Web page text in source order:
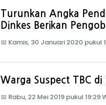
Turunkan Angka
Dinkes Berikan
📅 Kamis, 30 Januari 2020 pukul
Warga Suspect TBC
📅 Rabu, 22 Mei 2019 pukul 19:29